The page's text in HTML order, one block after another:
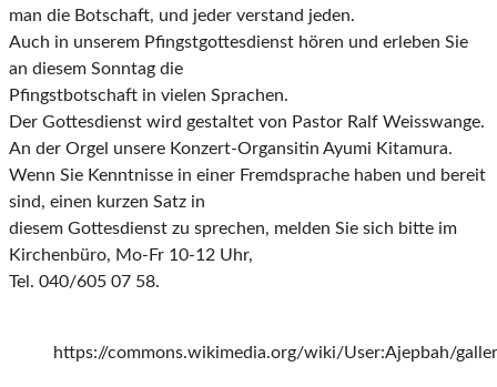
man die Botschaft, und jeder verstand jeden.
Auch in unserem Pfingstgottesdienst hören und erleben Sie
an diesem Sonntag die
Pfingstbotschaft in vielen Sprachen.
Der Gottesdienst wird gestaltet von Pastor Ralf Weisswange.
An der Orgel unsere Konzert-Organsitin Ayumi Kitamura.
Wenn Sie Kenntnisse in einer Fremdsprache haben und bereit
sind, einen kurzen Satz in
diesem Gottesdienst zu sprechen, melden Sie sich bitte im
Kirchenbüro, Mo-Fr 10-12 Uhr,
Tel. 040/605 07 58.
https://commons.wikimedia.org/wiki/User:Ajepbah/